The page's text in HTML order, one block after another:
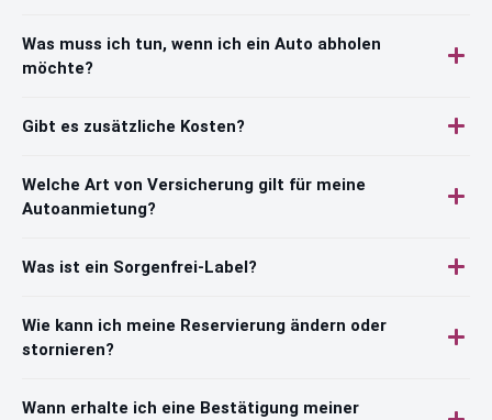
Was muss ich tun, wenn ich ein Auto abholen
möchte?
Gibt es zusätzliche Kosten?
Welche Art von Versicherung gilt für meine
Autoanmietung?
Was ist ein Sorgenfrei-Label?
Wie kann ich meine Reservierung ändern oder
stornieren?
Wann erhalte ich eine Bestätigung meiner